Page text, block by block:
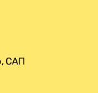
САП